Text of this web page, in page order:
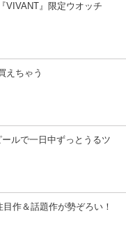
VIVANT』限定ウオッチ
えちゃう
ルで一日中ずっとうるツ
作＆話題作が勢ぞろい！